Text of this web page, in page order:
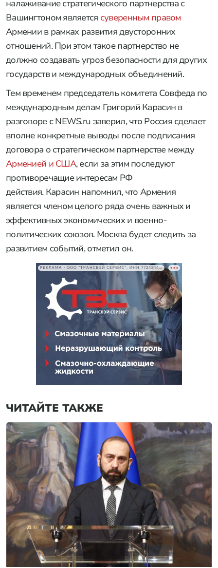
налаживание стратегического партнерства с
Вашингтоном является суверенным правом
Армении в рамках развития двусторонних
отношений. При этом такое партнерство не
должно создавать угроз безопасности для других
государств и международных объединений.
Тем временем председатель комитета Совфеда по
международным делам Григорий Карасин в
разговоре с NEWS.ru заверил, что Россия сделает
вполне конкретные выводы после подписания
договора о стратегическом партнерстве между
Арменией и США, если за этим последуют
противоречащие интересам РФ
действия. Карасин напомнил, что Армения
является членом целого ряда очень важных и
эффективных экономических и военно-
политических союзов. Москва будет следить за
развитием событий, отметил он.
РЕКЛАМА • ООО "ТРАНСВЭЙ СЕРВИС", ИНН 7724814198
ЧИТАЙТЕ ТАКЖЕ